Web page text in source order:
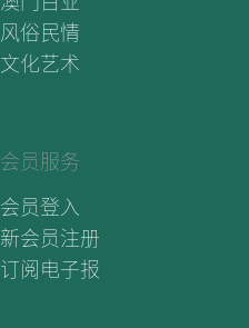
风俗民情
文化艺术
会员服务
会员登入
新会员注册
订阅电子报